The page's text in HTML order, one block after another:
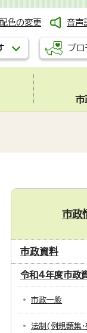
色の変更 音声
プロ
市
市政
市政資料
令和4年度市政
市政一般
法制(例規類集